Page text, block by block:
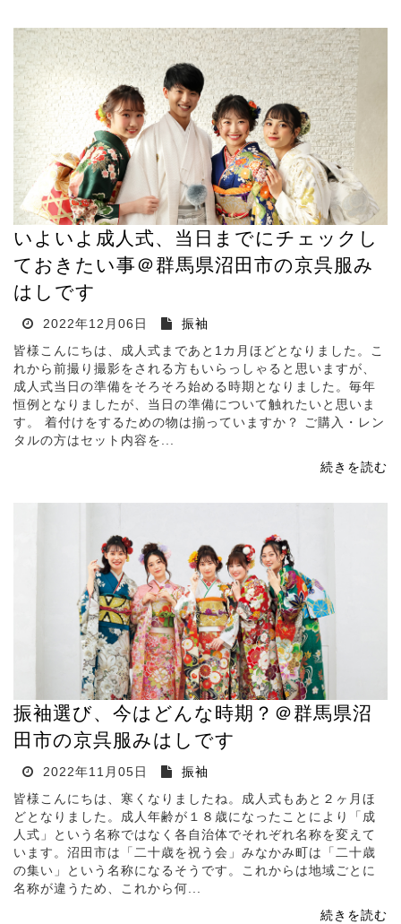
いよいよ成人式、当日までにチェックし
ておきたい事＠群馬県沼田市の京呉服み
はしです
2022年12月06日
振袖
皆様こんにちは、成人式まであと1カ月ほどとなりました。こ
れから前撮り撮影をされる方もいらっしゃると思いますが、
成人式当日の準備をそろそろ始める時期となりました。毎年
恒例となりましたが、当日の準備について触れたいと思いま
す。 着付けをするための物は揃っていますか？ ご購入・レン
タルの方はセット内容を...
続きを読む
振袖選び、今はどんな時期？＠群馬県沼
田市の京呉服みはしです
2022年11月05日
振袖
皆様こんにちは、寒くなりましたね。成人式もあと２ヶ月ほ
どとなりました。成人年齢が１８歳になったことにより「成
人式」という名称ではなく各自治体でそれぞれ名称を変えて
います。沼田市は「二十歳を祝う会」みなかみ町は「二十歳
の集い」という名称になるそうです。これからは地域ごとに
名称が違うため、これから何...
続きを読む